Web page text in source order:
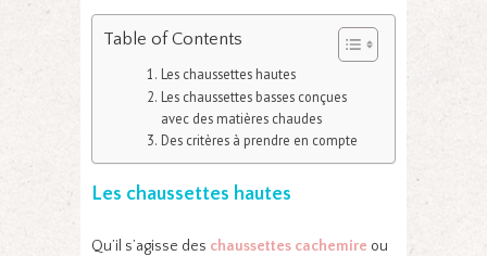
Table of Contents
Les chaussettes hautes
Les chaussettes basses conçues
avec des matières chaudes
Des critères à prendre en compte
Les chaussettes hautes
Qu’il s’agisse des chaussettes cachemire ou